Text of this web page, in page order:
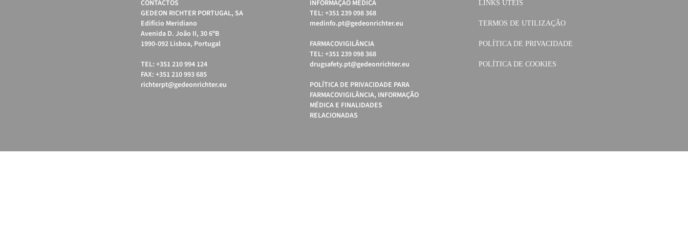
CONTACTOS
GEDEON RICHTER PORTUGAL, SA
Edifício Meridiano
Avenida D. João II, 30 6ºB
1990-092 Lisboa, Portugal
TEL: +351 210 994 124
FAX: +351 210 993 685
richterpt@gedeonrichter.eu
INFORMAÇÃO MÉDICA
TEL: +351 239 098 368
medinfo.pt@gedeonrichter.eu
FARMACOVIGILÂNCIA
TEL: +351 239 098 368
drugsafety.pt@gedeonrichter.eu
POLÍTICA DE PRIVACIDADE PARA
FARMACOVIGILÂNCIA, INFORMAÇÃO
MÉDICA E FINALIDADES
RELACIONADAS
LINKS ÚTEIS
TERMOS DE UTILIZAÇÃO
POLÍTICA DE PRIVACIDADE
POLÍTICA DE COOKIES